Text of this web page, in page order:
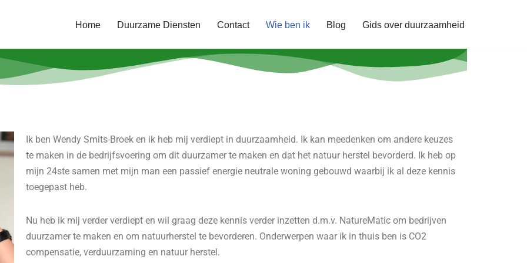
Home Duurzame Diensten Contact Wie ben ik Blog Gids over duurzaamheid
Ik ben Wendy Smits-Broek en ik heb mij verdiept in duurzaamheid. Ik kan meedenken om andere keuzes
te maken in de bedrijfsvoering om dit duurzamer te maken en dat het natuur herstel bevorderd. Ik heb op
mijn 24ste samen met mijn man een passief energie neutrale woning gebouwd waarbij ik al deze kennis
toegepast heb.
Nu heb ik mij verder verdiept en wil graag deze kennis verder inzetten d.m.v. NatureMatic om bedrijven
duurzamer te maken en om natuurherstel te bevorderen. Onderwerpen waar ik in thuis ben is CO2
compensatie, verduurzaming en natuur herstel.